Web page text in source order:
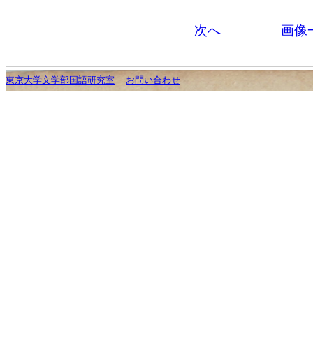
次へ 画像
東京大学文学部国語研究室 お問い合わせ